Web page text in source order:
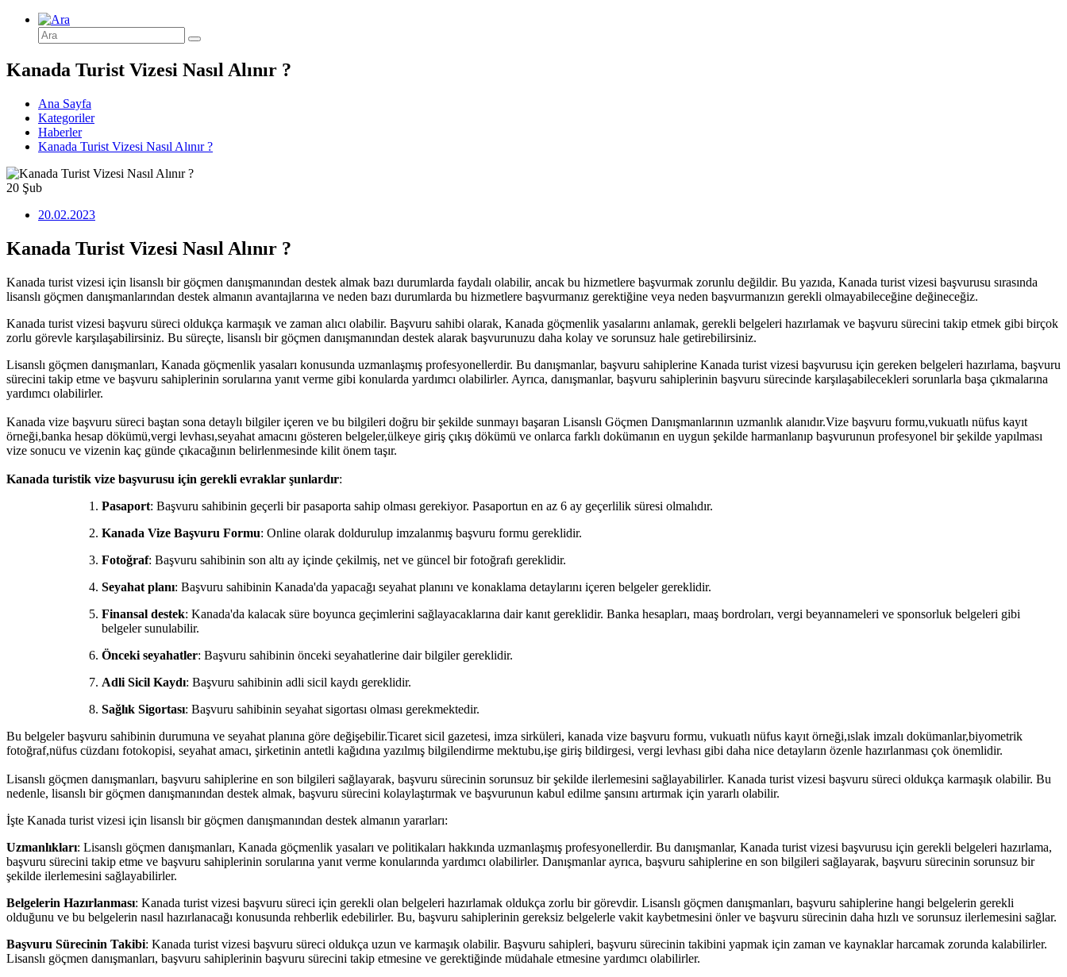
Kanada Turist Vizesi Nasıl Alınır ?
Ana Sayfa
Kategoriler
Haberler
Kanada Turist Vizesi Nasıl Alınır ?
20 Şub
20.02.2023
Kanada Turist Vizesi Nasıl Alınır ?
Kanada turist vizesi için lisanslı bir göçmen danışmanından destek almak bazı durumlarda faydalı olabilir, ancak bu hizmetlere başvurmak zorunlu değildir. Bu yazıda, Kanada turist vizesi başvurusu sırasında
lisanslı göçmen danışmanlarından destek almanın avantajlarına ve neden bazı durumlarda bu hizmetlere başvurmanız gerektiğine veya neden başvurmanızın gerekli olmayabileceğine değineceğiz.
Kanada turist vizesi başvuru süreci oldukça karmaşık ve zaman alıcı olabilir. Başvuru sahibi olarak, Kanada göçmenlik yasalarını anlamak, gerekli belgeleri hazırlamak ve başvuru sürecini takip etmek gibi birçok
zorlu görevle karşılaşabilirsiniz. Bu süreçte, lisanslı bir göçmen danışmanından destek alarak başvurunuzu daha kolay ve sorunsuz hale getirebilirsiniz.
Lisanslı göçmen danışmanları, Kanada göçmenlik yasaları konusunda uzmanlaşmış profesyonellerdir. Bu danışmanlar, başvuru sahiplerine Kanada turist vizesi başvurusu için gereken belgeleri hazırlama, başvuru
sürecini takip etme ve başvuru sahiplerinin sorularına yanıt verme gibi konularda yardımcı olabilirler. Ayrıca, danışmanlar, başvuru sahiplerinin başvuru sürecinde karşılaşabilecekleri sorunlarla başa çıkmalarına
yardımcı olabilirler.
Kanada vize başvuru süreci baştan sona detaylı bilgiler içeren ve bu bilgileri doğru bir şekilde sunmayı başaran Lisanslı Göçmen Danışmanlarının uzmanlık alanıdır.Vize başvuru formu,vukuatlı nüfus kayıt
örneği,banka hesap dökümü,vergi levhası,seyahat amacını gösteren belgeler,ülkeye giriş çıkış dökümü ve onlarca farklı dokümanın en uygun şekilde harmanlanıp başvurunun profesyonel bir şekilde yapılması
vize sonucu ve vizenin kaç günde çıkacağının belirlenmesinde kilit önem taşır.
Kanada turistik vize başvurusu için gerekli evraklar şunlardır:
Pasaport: Başvuru sahibinin geçerli bir pasaporta sahip olması gerekiyor. Pasaportun en az 6 ay geçerlilik süresi olmalıdır.
Kanada Vize Başvuru Formu: Online olarak doldurulup imzalanmış başvuru formu gereklidir.
Fotoğraf: Başvuru sahibinin son altı ay içinde çekilmiş, net ve güncel bir fotoğrafı gereklidir.
Seyahat planı: Başvuru sahibinin Kanada'da yapacağı seyahat planını ve konaklama detaylarını içeren belgeler gereklidir.
Finansal destek: Kanada'da kalacak süre boyunca geçimlerini sağlayacaklarına dair kanıt gereklidir. Banka hesapları, maaş bordroları, vergi beyannameleri ve sponsorluk belgeleri gibi
belgeler sunulabilir.
Önceki seyahatler: Başvuru sahibinin önceki seyahatlerine dair bilgiler gereklidir.
Adli Sicil Kaydı: Başvuru sahibinin adli sicil kaydı gereklidir.
Sağlık Sigortası: Başvuru sahibinin seyahat sigortası olması gerekmektedir.
Bu belgeler başvuru sahibinin durumuna ve seyahat planına göre değişebilir.Ticaret sicil gazetesi, imza sirküleri, kanada vize başvuru formu, vukuatlı nüfus kayıt örneği,ıslak imzalı dokümanlar,biyometrik
fotoğraf,nüfus cüzdanı fotokopisi, seyahat amacı, şirketinin antetli kağıdına yazılmış bilgilendirme mektubu,işe giriş bildirgesi, vergi levhası gibi daha nice detayların özenle hazırlanması çok önemlidir.
Lisanslı göçmen danışmanları, başvuru sahiplerine en son bilgileri sağlayarak, başvuru sürecinin sorunsuz bir şekilde ilerlemesini sağlayabilirler. Kanada turist vizesi başvuru süreci oldukça karmaşık olabilir. Bu
nedenle, lisanslı bir göçmen danışmanından destek almak, başvuru sürecini kolaylaştırmak ve başvurunun kabul edilme şansını artırmak için yararlı olabilir.
İşte Kanada turist vizesi için lisanslı bir göçmen danışmanından destek almanın yararları:
Uzmanlıkları: Lisanslı göçmen danışmanları, Kanada göçmenlik yasaları ve politikaları hakkında uzmanlaşmış profesyonellerdir. Bu danışmanlar, Kanada turist vizesi başvurusu için gerekli belgeleri hazırlama,
başvuru sürecini takip etme ve başvuru sahiplerinin sorularına yanıt verme konularında yardımcı olabilirler. Danışmanlar ayrıca, başvuru sahiplerine en son bilgileri sağlayarak, başvuru sürecinin sorunsuz bir
şekilde ilerlemesini sağlayabilirler.
Belgelerin Hazırlanması: Kanada turist vizesi başvuru süreci için gerekli olan belgeleri hazırlamak oldukça zorlu bir görevdir. Lisanslı göçmen danışmanları, başvuru sahiplerine hangi belgelerin gerekli
olduğunu ve bu belgelerin nasıl hazırlanacağı konusunda rehberlik edebilirler. Bu, başvuru sahiplerinin gereksiz belgelerle vakit kaybetmesini önler ve başvuru sürecinin daha hızlı ve sorunsuz ilerlemesini sağlar.
Başvuru Sürecinin Takibi: Kanada turist vizesi başvuru süreci oldukça uzun ve karmaşık olabilir. Başvuru sahipleri, başvuru sürecinin takibini yapmak için zaman ve kaynaklar harcamak zorunda kalabilirler.
Lisanslı göçmen danışmanları, başvuru sahiplerinin başvuru sürecini takip etmesine ve gerektiğinde müdahale etmesine yardımcı olabilirler.